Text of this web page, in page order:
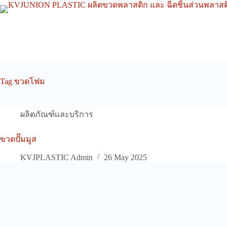
Skip
to
Tag ขวดโฟม
ผลิตภัณฑ์และบริการ
ขวดปั๊มมูส
KVJPLASTIC Admin 26 May 2025